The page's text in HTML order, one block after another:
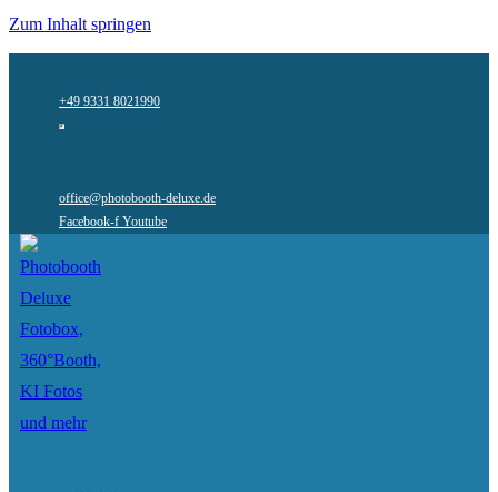
Zum Inhalt springen
+49 9331 8021990
office@photobooth-deluxe.de
Facebook-f Youtube